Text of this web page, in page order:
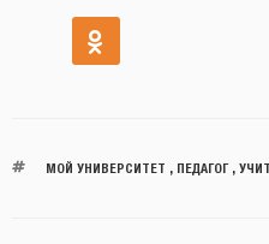
МОЙ УНИВЕРСИТЕТ , ПЕДАГОГ,